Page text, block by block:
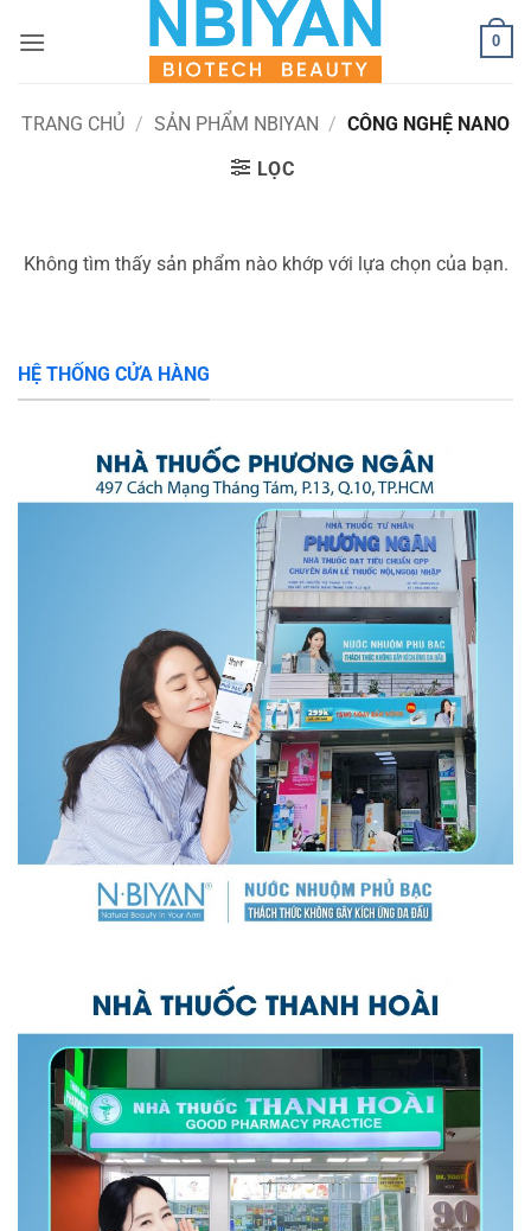
qua
0
TRANG CHỦ / SẢN PHẨM NBIYAN / CÔNG NGHỆ NANO
LỌC
Không tìm thấy sản phẩm nào khớp với lựa chọn của bạn.
HỆ THỐNG CỬA HÀNG